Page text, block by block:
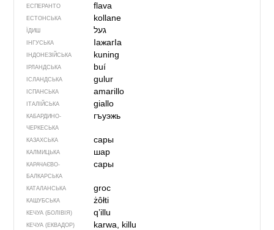
ЕСПЕРАНТО flava
ЕСТОНСЬКА kollane
ЇДИШ געל
ІНГУСЬКА IажагIа
ІНДОНЕЗІЙСЬКА kuning
ІРЛАНДСЬКА buí
ІСЛАНДСЬКА gulur
ІСПАНСЬКА amarillo
ІТАЛІЙСЬКА giallo
КАБАРДИНО-
ЧЕРКЕСЬКА
гъуэжь
КАЗАХСЬКА сары
КАЛМИЦЬКА шар
КАРАЧАЄВО-
БАЛКАРСЬКА
сары
КАТАЛАНСЬКА groc
КАШУБСЬКА żôłti
КЕЧУА (БОЛІВІЯ) q’illu
КЕЧУА (ЕКВАДОР) karwa, killu